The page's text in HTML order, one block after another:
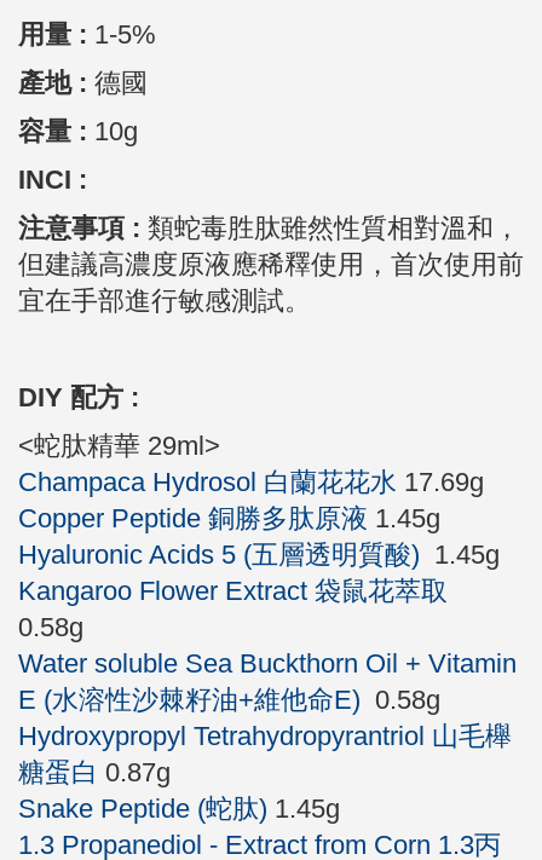
用量 : 1-5%
產地 : 德國
容量 : 10g
INCI :
注意事項 : 類蛇毒胜肽雖然性質相對溫和，
但建議高濃度原液應稀釋使用，首次使用前
宜在手部進行敏感測試。
DIY 配方 :
<蛇肽精華 29ml>
Champaca Hydrosol 白蘭花花水 17.69g
Copper Peptide 銅勝多肽原液 1.45g
Hyaluronic Acids 5 (五層透明質酸) 1.45g
Kangaroo Flower Extract 袋鼠花萃取
0.58g
Water soluble Sea Buckthorn Oil + Vitamin
E (水溶性沙棘籽油+維他命E) 0.58g
Hydroxypropyl Tetrahydropyrantriol 山毛櫸
糖蛋白 0.87g
Snake Peptide (蛇肽) 1.45g
1.3 Propanediol - Extract from Corn 1.3丙